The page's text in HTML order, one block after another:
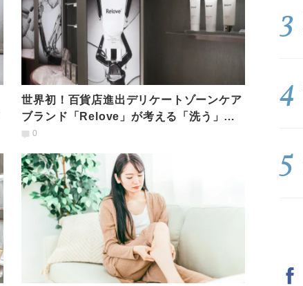
世界初！百貨店進出デリケートゾーンケア
ブランド「Relove」が考える「洗う」こ
との重要性
0
3
4
5